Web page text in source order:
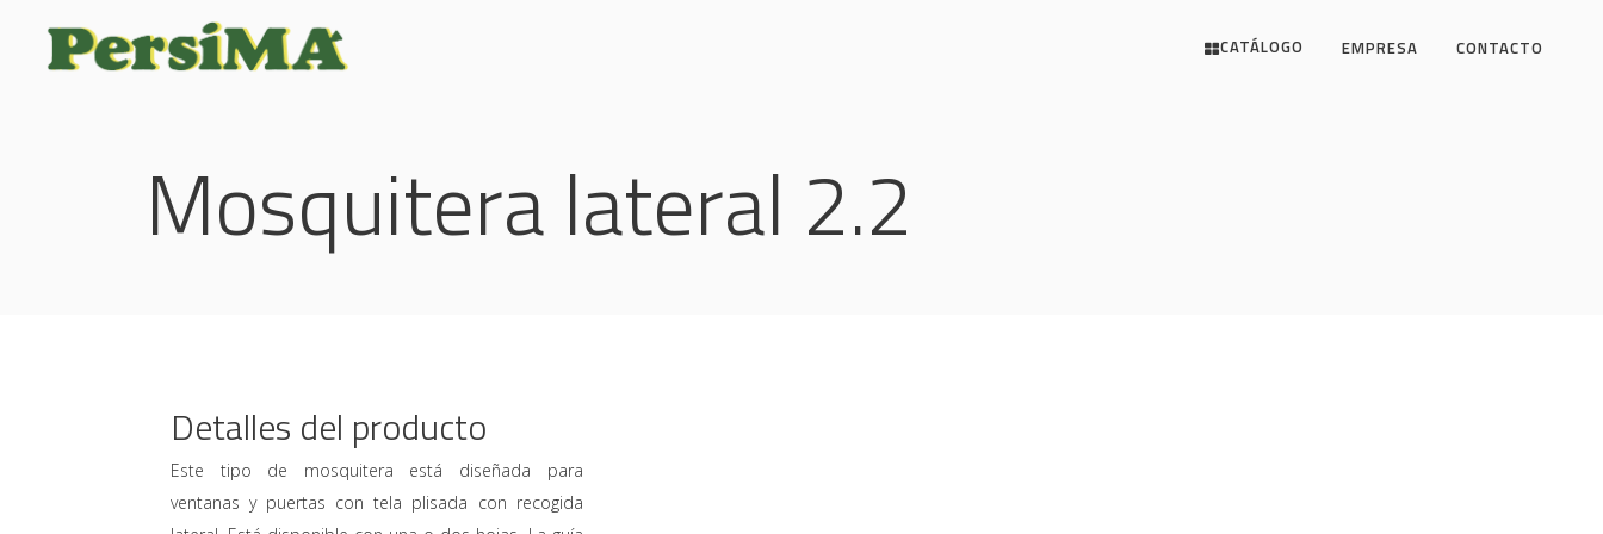
CATÁLOGO EMPRESA CONTACTO
Mosquitera lateral 2.2
Detalles del producto
Este tipo de mosquitera está diseñada para
ventanas y puertas con tela plisada con recogida